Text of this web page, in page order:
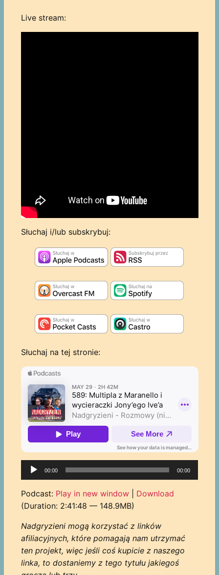
Live stream:
Słuchaj i/lub subskrybuj:
Słuchaj na tej stronie:
Odtwarzacz
plików
dźwiękowych
00:00 00:00
Podcast: Play in new window| Download
(Duration: 2:41:48 — 148.9MB)
Nadgryzieni mogą korzystać z linków
afiliacyjnych, które pomagają nam utrzymać
ten projekt, więc jeśli coś kupicie z naszego
linka, to dostaniemy z tego tytułu jakiegoś